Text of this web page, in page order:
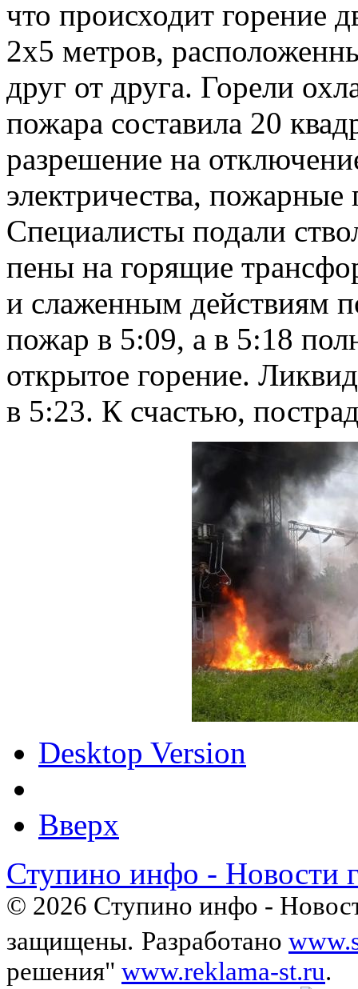
что происходит горение
2х5 метров,
друг от друга. Горели
пожара составила 20
разрешение на
электричества,
Специалисты подали
пены на горящие
и слаженным действиям
пожар в 5:09, а в 5:18
открытое горение.
в 5:23. К счастью,
Desktop Version
Вверх
Ступино инфо - Новости
© 2026 Ступино инфо -
защищены. Разработано
решения" www.reklama-st.ru.